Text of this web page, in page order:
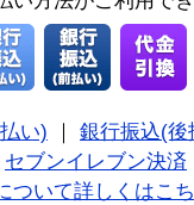
い)
銀行振込(後
セブンイレブン決済
ついて詳しくはこ